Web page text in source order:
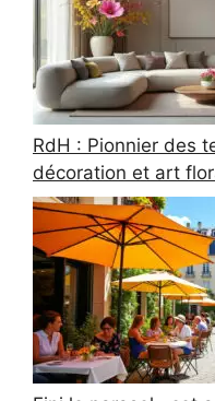
RdH : Pionnier des
décoration et art